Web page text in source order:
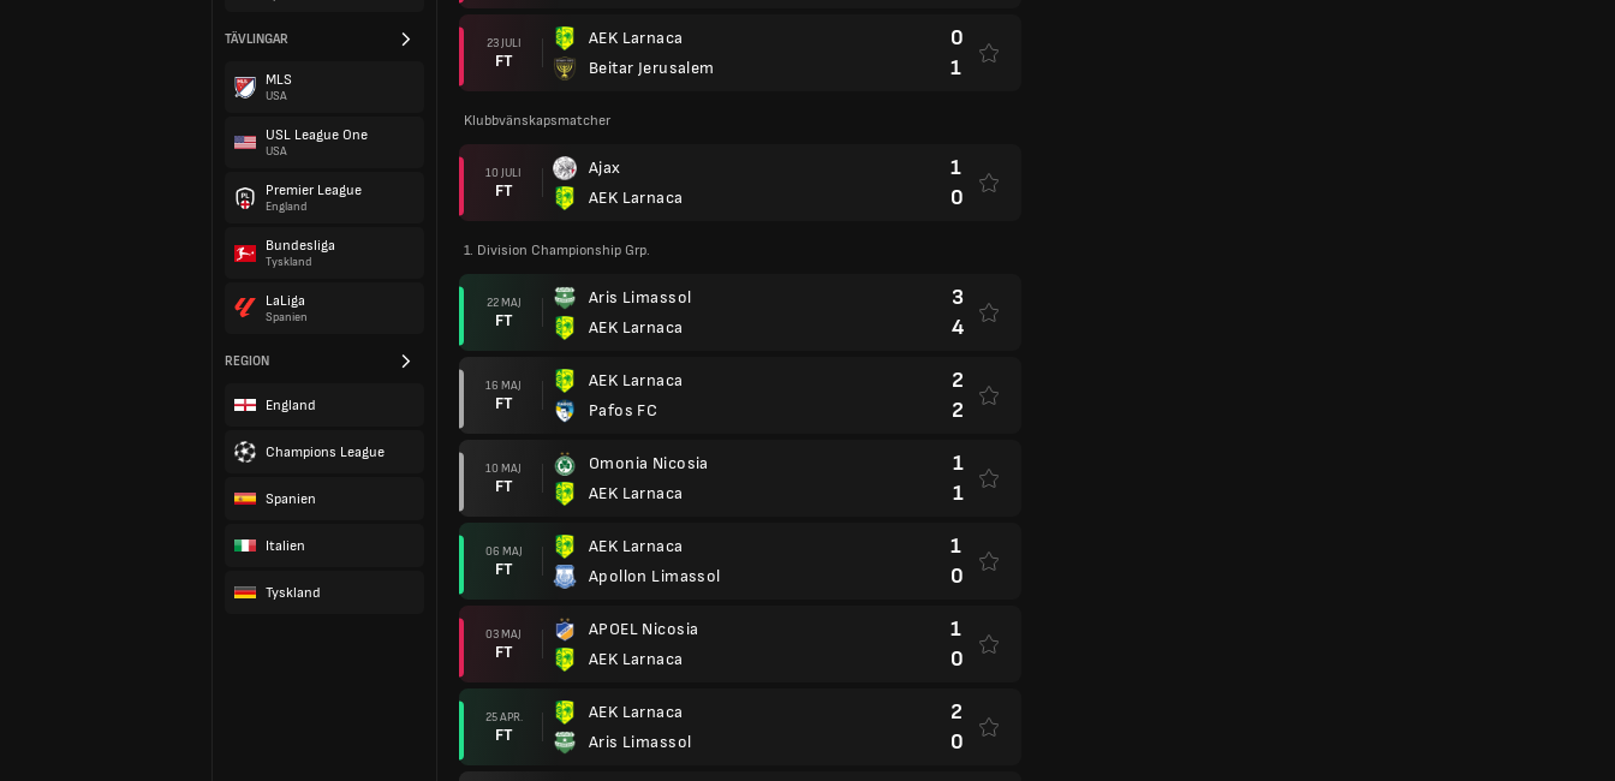
TÄVLINGAR
MLS
USA
USL League One
USA
Premier League
England
Bundesliga
Tyskland
LaLiga
Spanien
REGION
England
Champions League
Spanien
Italien
Tyskland
23 JULI
FT
AEK Larnaca
Beitar Jerusalem
0
1
Klubbvänskapsmatcher
10 JULI
FT
Ajax
AEK Larnaca
1
0
1. Division Championship Grp.
22 MAJ
FT
Aris Limassol
AEK Larnaca
3
4
16 MAJ
FT
AEK Larnaca
Pafos FC
2
2
10 MAJ
FT
Omonia Nicosia
AEK Larnaca
1
1
06 MAJ
FT
AEK Larnaca
Apollon Limassol
1
0
03 MAJ
FT
APOEL Nicosia
AEK Larnaca
1
0
25 APR.
FT
AEK Larnaca
Aris Limassol
2
0